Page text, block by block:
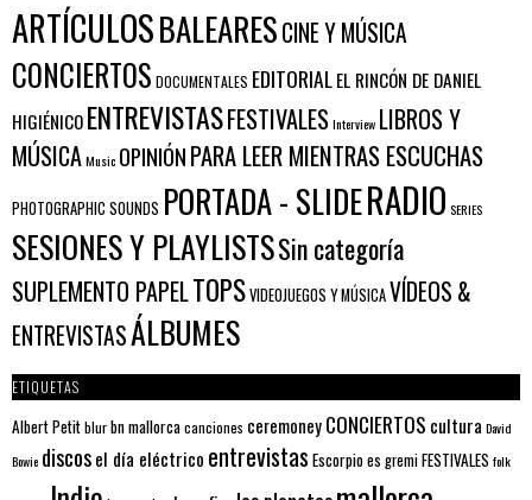
ARTÍCULOSBALEARESCINE Y MÚSICA
CONCIERTOS DOCUMENTALES EDITORIALEL RINCÓN DE DANIEL
HIGIÉNICOENTREVISTASFESTIVALESInterview LIBROS Y
MÚSICAMusic OPINIÓNPARA LEER MIENTRAS ESCUCHAS
PHOTOGRAPHIC SOUNDS PORTADA - SLIDERADIO SERIES
SESIONES Y PLAYLISTSSin categoría
SUPLEMENTO PAPELTOPSVIDEOJUEGOS Y MÚSICAVÍDEOS &
ENTREVISTASÁLBUMES
ETIQUETAS
Albert Petitblurbn mallorcacanciones ceremoneyCONCIERTOS cultura David
Bowie discosel día eléctrico entrevistas Escorpioes gremiFESTIVALES folk